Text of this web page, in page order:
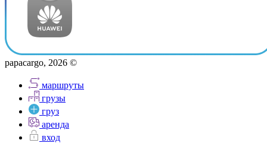
papacargo, 2026 ©
маршруты
грузы
груз
аренда
вход